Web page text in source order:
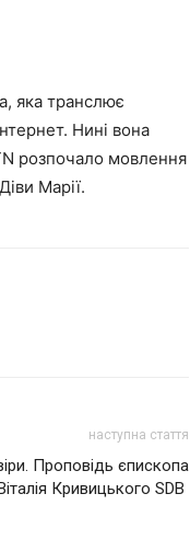
яка транслює
Нині вона
розпочало мовлення
Марії.
наступна стаття
Проповідь єпископа
Віталія Кривицького SDB